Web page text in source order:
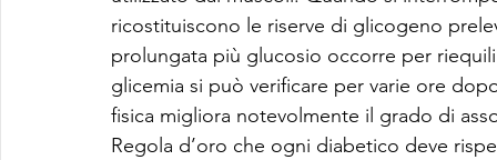
ricostituiscono le riserve di glicogeno
prolungata più glucosio occorre per
glicemia si può verificare per varie ore
fisica migliora notevolmente il grado di
Regola d’oro che ogni diabetico deve